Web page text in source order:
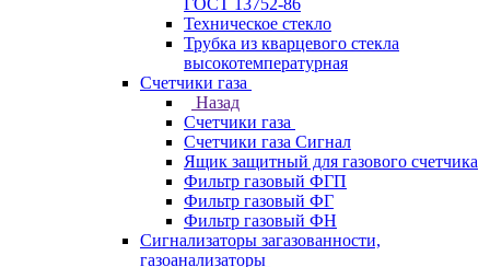
ГОСТ 13752-86
Техническое стекло
Трубка из кварцевого стекла
высокотемпературная
Счетчики газа
Назад
Счетчики газа
Счетчики газа Сигнал
Ящик защитный для газового счетчика
Фильтр газовый ФГП
Фильтр газовый ФГ
Фильтр газовый ФН
Сигнализаторы загазованности,
газоанализаторы